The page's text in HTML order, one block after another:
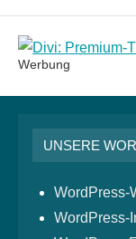
Werbung
UNSERE
WordPress-
WordPress-